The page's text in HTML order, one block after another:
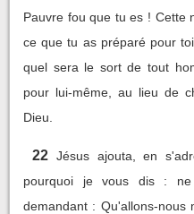
Pauvre fou que tu es ! Cette
ce que tu as préparé pour
quel sera le sort de tout
pour lui-même, au lieu de
Dieu.
22 Jésus ajouta, en
pourquoi je vous dis :
demandant : Qu'allons-nous